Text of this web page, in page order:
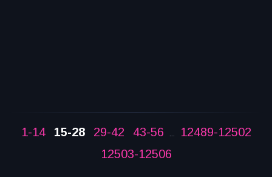
1-14 15-28 29-42 43-56 ...
12489-12502
12503-12506